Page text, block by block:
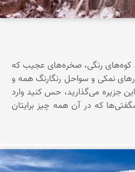
رنگی، صخره‌های عجیب که
نمکی و سواحل رنگارنگ همه و
جزیره می‌گذارید، حس کنید وارد
که در آن همه چیز برایتان